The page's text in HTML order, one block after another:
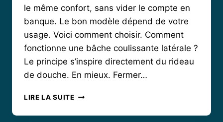
le même confort, sans vider le compte en
banque. Le bon modèle dépend de votre
usage. Voici comment choisir. Comment
fonctionne une bâche coulissante latérale ?
Le principe s’inspire directement du rideau
de douche. En mieux. Fermer…
LIRE LA SUITEQUELLE
COULISSANTE